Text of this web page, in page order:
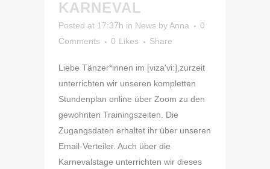
KARNEVAL
Posted at 17:37h in News byAnna
0
Comments
0 Likes Share
Liebe Tänzer*innen im [viza'vi:],zurzeit
unterrichten wir unseren kompletten
Stundenplan online über Zoom zu den
gewohnten Trainingszeiten. Die
Zugangsdaten erhaltet ihr über unseren
Email-Verteiler. Auch über die
Karnevalstage unterrichten wir dieses